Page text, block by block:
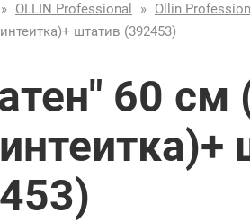
» OLLIN Professional » Ollin
штатив (392453)
60 см